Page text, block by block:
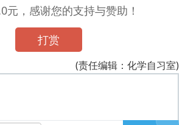
元，感谢您的支持与赞助！
打赏
(责任编辑：化学自习室)